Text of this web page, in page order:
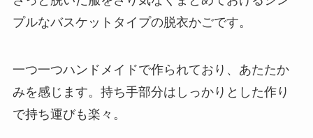
プルなバスケットタイプの脱衣かごです。
一つ一つハンドメイドで作られており、あたたか
みを感じます。持ち手部分はしっかりとした作り
で持ち運びも楽々。